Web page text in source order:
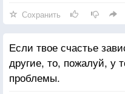
Сохранить
Если твое счастье
другие, то, пожалуй, у
проблемы.